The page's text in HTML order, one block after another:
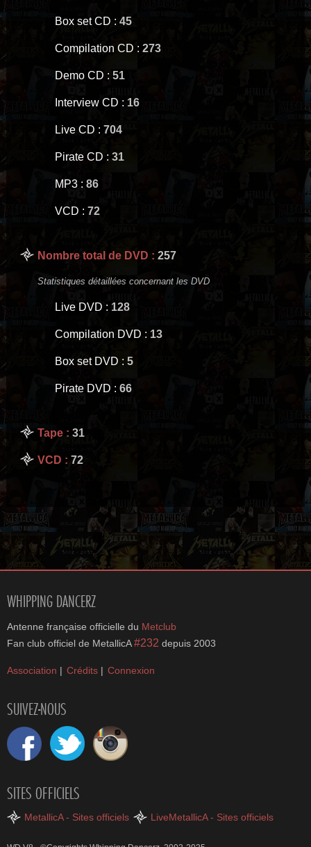
Box set CD : 45
Compilation CD : 273
Demo CD : 51
Interview CD : 16
Live CD : 704
Pirate CD : 31
MP3 : 86
VCD : 72
Nombre total de DVD : 257
Statistiques détaillées concernant les DVD
Live DVD : 128
Compilation DVD : 13
Box set DVD : 5
Pirate DVD : 66
Tape : 31
VCD : 72
WHIPPING DANCERZ
Antenne française officielle du Metclub
Fan club officiel de MetallicA#232 depuis 2003
Association | Crédits | Connexion
SUIVEZ-NOUS
SITES OFFICIELS
MetallicA - Sites officiels LiveMetallicA - Sites officiels